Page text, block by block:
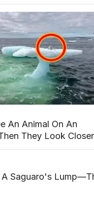
China seperti
Blume akan
Detail
4 pabrikdi Jerman:
Neckarsulm
Dikurangi 15%
dari rencana
An Animal On An
They Look
A Saguaro's